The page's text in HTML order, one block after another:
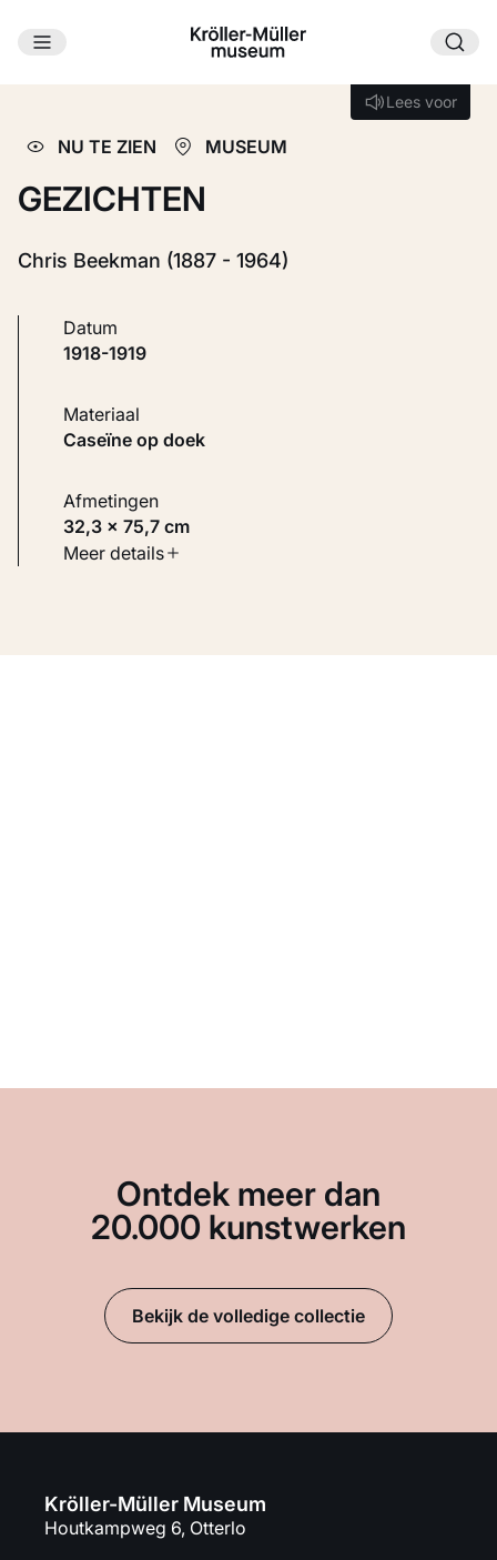
Ga naar hoofdinhoud
Lees voor
Lees voor
NU TE ZIEN MUSEUM
GEZICHTEN
Chris Beekman (1887 - 1964)
Datum
1918-1919
Materiaal
Caseïne op doek
Afmetingen
32,3 × 75,7 cm
Soort werk
Meer details
Ontdek meer dan
20.000 kunstwerken
Bekijk de volledige collectie
Kröller-Müller Museum
Houtkampweg 6, Otterlo